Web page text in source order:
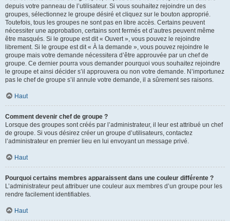
depuis votre panneau de l’utilisateur. Si vous souhaitez rejoindre un des
groupes, sélectionnez le groupe désiré et cliquez sur le bouton approprié.
Toutefois, tous les groupes ne sont pas en libre accès. Certains peuvent
nécessiter une approbation, certains sont fermés et d’autres peuvent même
être masqués. Si le groupe est dit « Ouvert », vous pouvez le rejoindre
librement. Si le groupe est dit « À la demande », vous pouvez rejoindre le
groupe mais votre demande nécessitera d’être approuvée par un chef de
groupe. Ce dernier pourra vous demander pourquoi vous souhaitez rejoindre
le groupe et ainsi décider s’il approuvera ou non votre demande. N’importunez
pas le chef de groupe s’il annule votre demande, il a sûrement ses raisons.
Haut
Comment devenir chef de groupe ?
Lorsque des groupes sont créés par l’administrateur, il leur est attribué un chef
de groupe. Si vous désirez créer un groupe d’utilisateurs, contactez
l’administrateur en premier lieu en lui envoyant un message privé.
Haut
Pourquoi certains membres apparaissent dans une couleur différente ?
L’administrateur peut attribuer une couleur aux membres d’un groupe pour les
rendre facilement identifiables.
Haut